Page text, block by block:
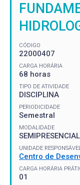
CÓDIGO
22000407
CARGA HORÁRIA
68 horas
TIPO DE ATIVIDADE
DISCIPLINA
PERIODICIDADE
Semestral
MODALIDADE
SEMIPRESENCIAL
UNIDADE RESPONSÁVEL
Centro de
CARGA HORÁRIA
01